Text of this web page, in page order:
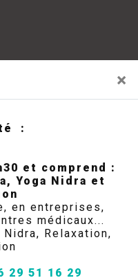
×
:
et comprend :
Yoga Nidra et
en entreprises,
médicaux...
Nidra, Relaxation,
29 51 16 29
Yoga